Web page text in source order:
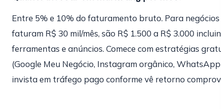
Entre 5% e 10% do faturamento bruto. Para negócios
faturam R$ 30 mil/mês, são R$ 1.500 a R$ 3.000
ferramentas e anúncios. Comece com estratégias
(Google Meu Negócio, Instagram orgânico,
invista em tráfego pago conforme vê retorno